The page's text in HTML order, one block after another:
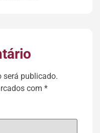
será publicado.
com *